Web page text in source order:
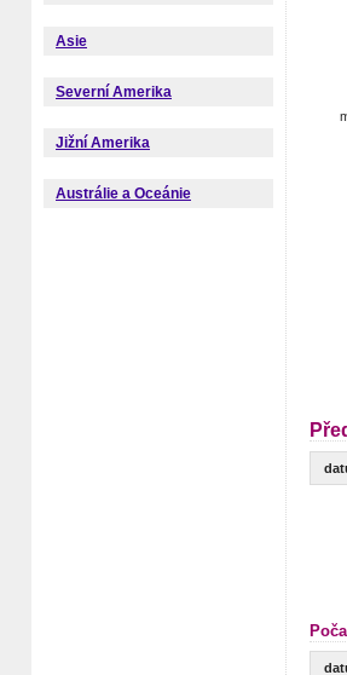
Asie
Severní Amerika
Jižní Amerika
Austrálie a Oceánie